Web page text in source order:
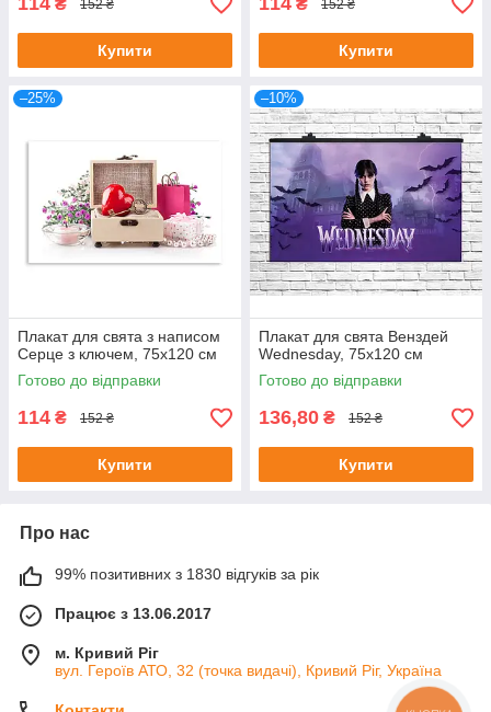
₴ 152 ₴
Купити
₴ 152 ₴
Купити
–25%
Плакат для свята з написом
Серце з ключем, 75х120 см
Готово до відправки
114 ₴ 152 ₴
Купити
–10%
Плакат для свята Венздей
Wednesday, 75х120 см
Готово до відправки
136,80 ₴ 152 ₴
Купити
Про нас
99% позитивних з 1830 відгуків за рік
Працює з 13.06.2017
м. Кривий Ріг
вул. Героїв АТО, 32 (точка видачі), Кривий Ріг, Україна